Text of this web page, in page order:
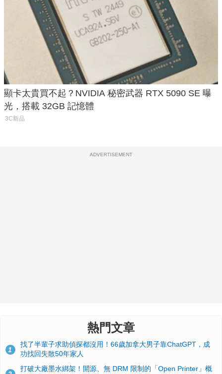
顯卡太貴買不起？NVIDIA 秘密武器 RTX 5090 SE 曝
光，搭載 32GB 記憶體
3C新品
ADVERTISEMENT
熱門文章
1
找了半輩子求助偵探都沒用！66歲加拿大男子靠ChatGPT，成
功找回失散50年家人
打破大廠墨水綁架！開源、無 DRM 限制的「Open Printer」概